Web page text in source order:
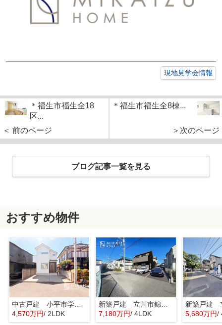
現地見学会情報
＊福生市福生全18
区...
＜ 前のページ
＊福生市福生全8棟...
＞次のページ
ブログ記事一覧を見る
おすすめ物件
中古戸建 小平市学園東町 全1棟
4,570万円/ 2LDK
新築戸建 立川市錦町 全2棟
7,180万円/ 4LDK 5,680万円/